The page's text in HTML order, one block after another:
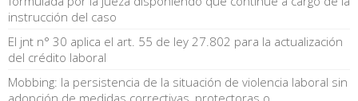
instrucción del caso
El jnt n° 30 aplica el art. 55 de ley 27.802 para la actualización
del crédito laboral
Mobbing: la persistencia de la situación de violencia laboral sin
adopción de medidas correctivas, protectoras o